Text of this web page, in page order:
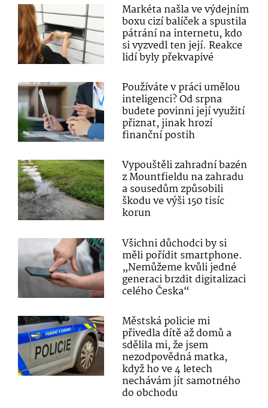
Markéta našla ve výdejním
boxu cizí balíček a spustila
pátrání na internetu, kdo
si vyzvedl ten její. Reakce
lidí byly překvapivé
Používáte v práci umělou
inteligenci? Od srpna
budete povinni její využití
přiznat, jinak hrozí
finanční postih
Vypouštěli zahradní bazén
z Mountfieldu na zahradu
a sousedům způsobili
škodu ve výši 150 tisíc
korun
Všichni důchodci by si
měli pořídit smartphone.
„Nemůžeme kvůli jedné
generaci brzdit digitalizaci
celého Česka“
Městská policie mi
přivedla dítě až domů a
sdělila mi, že jsem
nezodpovědná matka,
když ho ve 4 letech
nechávám jít samotného
do obchodu